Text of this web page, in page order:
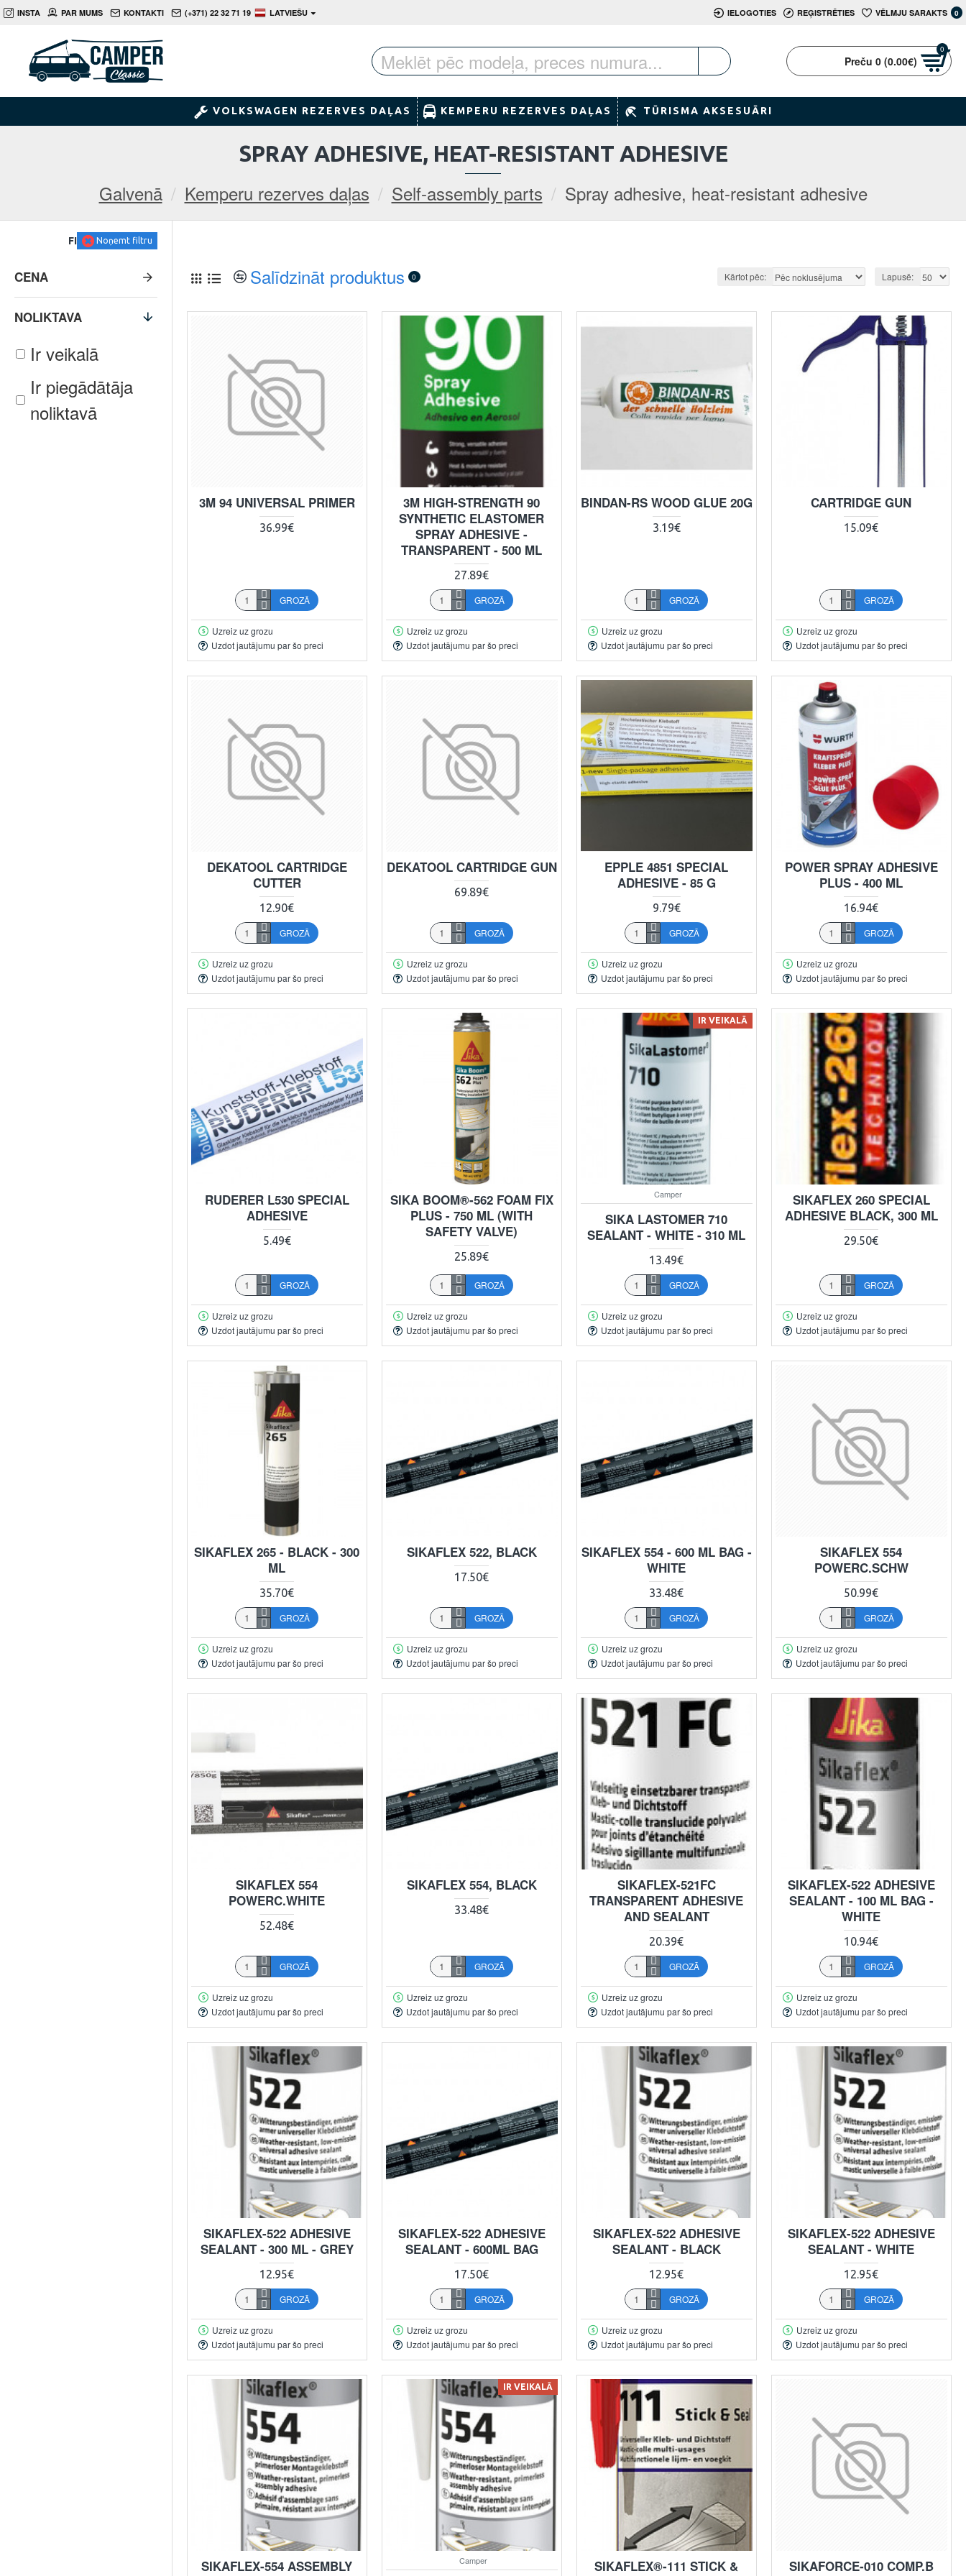
INSTA PAR MUMS KONTAKTI (+371) 22 32 71 19 LATVIEŠU IELOGOTIES REĢISTRĒTIES VĒLMJU SARAKTS 0
Preču 0 (0.00€)
0
VOLKSWAGEN REZERVES DAĻAS KEMPERU REZERVES DAĻAS TŪRISMA AKSESUĀRI
Galvenā Kemperu rezerves daļas Self-assembly parts Spray adhesive, heat-resistant adhesive
SPRAY ADHESIVE, HEAT-RESISTANT ADHESIVE
FILTRSNoņemt filtru
CENA
NOLIKTAVA
Ir veikalā
Ir piegādātāja
noliktavā
Salīdzināt produktus 0 Kārtot pēc: Lapusē:
3M 94 UNIVERSAL PRIMER
36.99€
GROZĀ
Uzreiz uz grozu
Uzdot jautājumu par šo preci
3M HIGH-STRENGTH 90
SYNTHETIC ELASTOMER
SPRAY ADHESIVE -
TRANSPARENT - 500 ML
27.89€
GROZĀ
Uzreiz uz grozu
Uzdot jautājumu par šo preci
BINDAN-RS WOOD GLUE 20G
3.19€
GROZĀ
Uzreiz uz grozu
Uzdot jautājumu par šo preci
CARTRIDGE GUN
15.09€
GROZĀ
Uzreiz uz grozu
Uzdot jautājumu par šo preci
DEKATOOL CARTRIDGE
CUTTER
12.90€
GROZĀ
Uzreiz uz grozu
Uzdot jautājumu par šo preci
DEKATOOL CARTRIDGE GUN
69.89€
GROZĀ
Uzreiz uz grozu
Uzdot jautājumu par šo preci
EPPLE 4851 SPECIAL
ADHESIVE - 85 G
9.79€
GROZĀ
Uzreiz uz grozu
Uzdot jautājumu par šo preci
POWER SPRAY ADHESIVE
PLUS - 400 ML
16.94€
GROZĀ
Uzreiz uz grozu
Uzdot jautājumu par šo preci
RUDERER L530 SPECIAL
ADHESIVE
5.49€
GROZĀ
Uzreiz uz grozu
Uzdot jautājumu par šo preci
SIKA BOOM®-562 FOAM FIX
PLUS - 750 ML (WITH
SAFETY VALVE)
25.89€
GROZĀ
Uzreiz uz grozu
Uzdot jautājumu par šo preci
IR VEIKALĀ
Camper
SIKA LASTOMER 710
SEALANT - WHITE - 310 ML
13.49€
GROZĀ
Uzreiz uz grozu
Uzdot jautājumu par šo preci
SIKAFLEX 260 SPECIAL
ADHESIVE BLACK, 300 ML
29.50€
GROZĀ
Uzreiz uz grozu
Uzdot jautājumu par šo preci
SIKAFLEX 265 - BLACK - 300
ML
35.70€
GROZĀ
Uzreiz uz grozu
Uzdot jautājumu par šo preci
SIKAFLEX 522, BLACK
17.50€
GROZĀ
Uzreiz uz grozu
Uzdot jautājumu par šo preci
SIKAFLEX 554 - 600 ML BAG -
WHITE
33.48€
GROZĀ
Uzreiz uz grozu
Uzdot jautājumu par šo preci
SIKAFLEX 554
POWERC.SCHW
50.99€
GROZĀ
Uzreiz uz grozu
Uzdot jautājumu par šo preci
SIKAFLEX 554
POWERC.WHITE
52.48€
GROZĀ
Uzreiz uz grozu
Uzdot jautājumu par šo preci
SIKAFLEX 554, BLACK
33.48€
GROZĀ
Uzreiz uz grozu
Uzdot jautājumu par šo preci
SIKAFLEX-521FC
TRANSPARENT ADHESIVE
AND SEALANT
20.39€
GROZĀ
Uzreiz uz grozu
Uzdot jautājumu par šo preci
SIKAFLEX-522 ADHESIVE
SEALANT - 100 ML BAG -
WHITE
10.94€
GROZĀ
Uzreiz uz grozu
Uzdot jautājumu par šo preci
SIKAFLEX-522 ADHESIVE
SEALANT - 300 ML - GREY
12.95€
GROZĀ
Uzreiz uz grozu
Uzdot jautājumu par šo preci
SIKAFLEX-522 ADHESIVE
SEALANT - 600ML BAG
17.50€
GROZĀ
Uzreiz uz grozu
Uzdot jautājumu par šo preci
SIKAFLEX-522 ADHESIVE
SEALANT - BLACK
12.95€
GROZĀ
Uzreiz uz grozu
Uzdot jautājumu par šo preci
SIKAFLEX-522 ADHESIVE
SEALANT - WHITE
12.95€
GROZĀ
Uzreiz uz grozu
Uzdot jautājumu par šo preci
SIKAFLEX-554 ASSEMBLY
IR VEIKALĀ
Camper
SIKAFLEX®-111 STICK &
SIKAFORCE-010 COMP.B